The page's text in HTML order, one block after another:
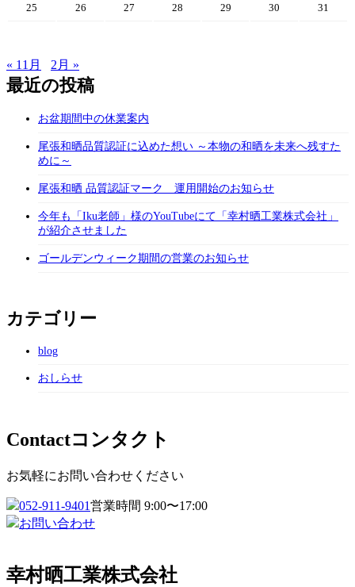
25 26 27 28 29 30 31
« 11月 2月 »
最近の投稿
お盆期間中の休業案内
尾張和晒品質認証に込めた想い ～本物の和晒を未来へ残すた
めに～
尾張和晒 品質認証マーク 運用開始のお知らせ
今年も「Iku老師」様のYouTubeにて「幸村晒工業株式会社」
が紹介させました
ゴールデンウィーク期間の営業のお知らせ
カテゴリー
blog
おしらせ
Contactコンタクト
お気軽にお問い合わせください
052-911-9401営業時間 9:00〜17:00
お問い合わせ
幸村晒工業株式会社